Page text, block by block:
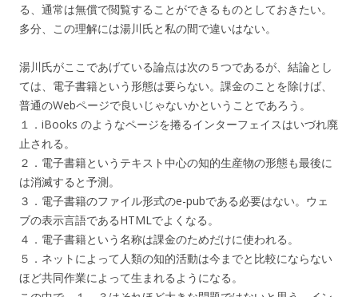
る、通常は無償で閲覧することができるものとしておきたい。
多分、この理解には湯川氏と私の間で違いはない。
湯川氏がここであげている論点は次の５つであるが、結論とし
ては、電子書籍という形態は要らない。課金のことを除けば、
普通のWebページで良いじゃないかということであろう。
１．iBooks のようなページを捲るインターフェイスはいづれ廃
止される。
２．電子書籍というテキスト中心の知的生産物の形態も最後に
は消滅すると予測。
３．電子書籍のファイル形式のe-pubである必要はない。ウェ
ブの表示言語であるHTMLでよくなる。
４．電子書籍という名称は課金のためだけに使われる。
５．ネットによって人類の知的活動は今までと比較にならない
ほど共同作業によって生まれるようになる。